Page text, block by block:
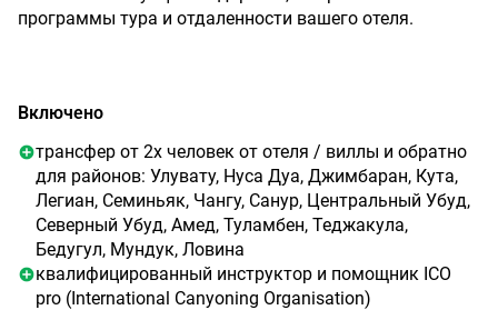
программы тура и отдаленности вашего отеля.
Включено
трансфер от 2х человек от отеля / виллы и обратно
для районов: Улувату, Нуса Дуа, Джимбаран, Кута,
Легиан, Семиньяк, Чангу, Санур, Центральный Убуд,
Северный Убуд, Амед, Туламбен, Теджакула,
Бедугул, Мундук, Ловина
квалифицированный инструктор и помощник ICO
pro (International Canyoning Organisation)